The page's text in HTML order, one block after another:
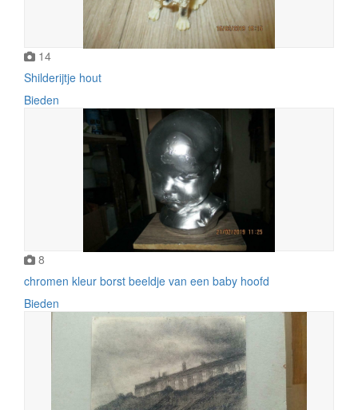
14
Shilderijtje hout
Bieden
8
chromen kleur borst beeldje van een baby hoofd
Bieden